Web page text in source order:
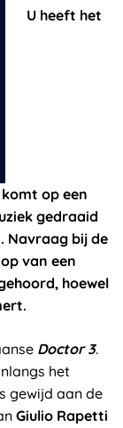
U heeft het
op een
gedraaid
Navraag bij de
van een
hoewel
Doctor 3.
het
gewijd aan de
Giulio Rapetti